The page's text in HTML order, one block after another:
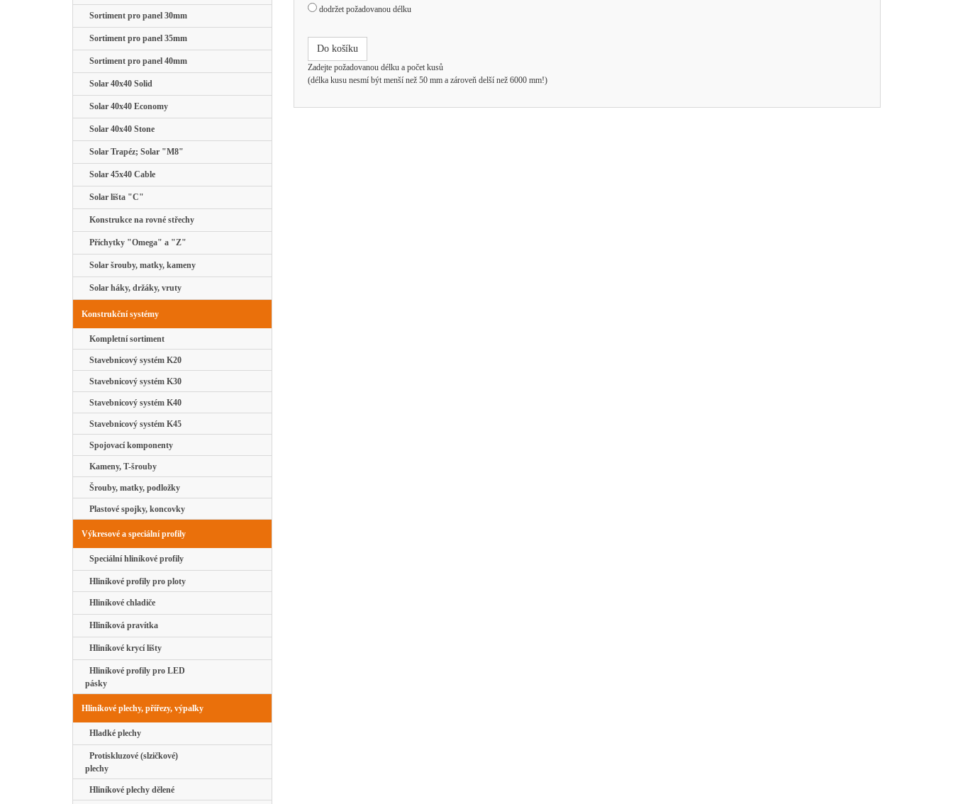
Sortiment pro panel 30mm
Sortiment pro panel 35mm
Sortiment pro panel 40mm
Solar 40x40 Solid
Solar 40x40 Economy
Solar 40x40 Stone
Solar Trapéz; Solar "M8"
Solar 45x40 Cable
Solar lišta "C"
Konstrukce na rovné střechy
Příchytky "Omega" a "Z"
Solar šrouby, matky, kameny
Solar háky, držáky, vruty
Konstrukční systémy
Kompletní sortiment
Stavebnicový systém K20
Stavebnicový systém K30
Stavebnicový systém K40
Stavebnicový systém K45
Spojovací komponenty
Kameny, T-šrouby
Šrouby, matky, podložky
Plastové spojky, koncovky
Výkresové a speciální profily
Speciální hliníkové profily
Hliníkové profily pro ploty
Hliníkové chladiče
Hliníková pravítka
Hliníkové krycí lišty
Hliníkové profily pro LED
pásky
Hliníkové plechy, přířezy, výpalky
Hladké plechy
Protiskluzové (slzičkové)
plechy
Hliníkové plechy dělené
dodržet požadovanou délku
Do košíku
Zadejte požadovanou délku a počet kusů
(délka kusu nesmí být menší než 50 mm a zároveň delší než 6000 mm!)